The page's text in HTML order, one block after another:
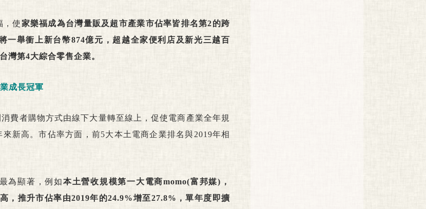
，使家樂福成為台灣量販及超市產業市佔率皆排名第2的跨
一舉衝上新台幣874億元，超越全家便利店及新光三越百
灣第4大綜合零售企業。
成長冠軍
費者購物方式由線下大量轉至線上，促使電商產業全年規
新高。市佔率方面，前5大本土電商企業排名與2019年相
為顯著，例如本土營收規模第一大電商momo(富邦媒)，
，推升市佔率由2019年的24.9%增至27.8%，單年度即擴